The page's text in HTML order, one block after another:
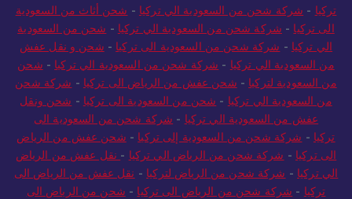
تركيا - شركة شحن من السعودية الي تركيا - شحن أثاث من السعودية
الى تركيا - شركة شحن من السعودية الي تركيا - شحن من السعودية
الي تركيا - شركة شحن من السعودية الى تركيا - شحن و نقل عفش
من السعودية الي تركيا - شركة شحن من السعودية الي تركيا - شحن
من السعودية لتركيا - شحن عفش من الرياض الى تركيا - شركة شحن
من السعودية الي تركيا - شحن من السعودية الى تركيا - شحن ونقل
عفش من السعودية الي تركيا - شركة شحن من السعودية الى
تركيا - شركة شحن من السعودية إلى تركيا - شحن عفش من الرياض
الى تركيا - شركة شحن من الرياض الي تركيا - نقل عفش من الرياض
الي تركيا - شركة شحن من الرياض لتركيا - نقل عفش من الرياض الى
تركيا - شركة شحن من الرياض الى تركيا - شحن من الرياض الى